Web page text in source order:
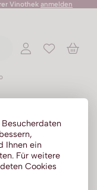
Ihnen ein
Für weitere
Cookies
Vinothek anmelden